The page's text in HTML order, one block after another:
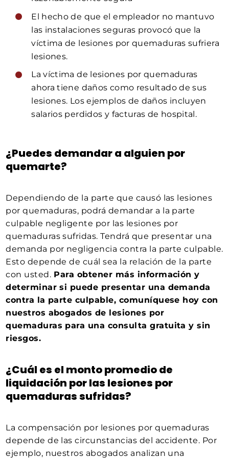
El hecho de que el empleador no mantuvo
las instalaciones seguras provocó que la
víctima de lesiones por quemaduras sufriera
lesiones.
La víctima de lesiones por quemaduras
ahora tiene daños como resultado de sus
lesiones. Los ejemplos de daños incluyen
salarios perdidos y facturas de hospital.
¿Puedes demandar a alguien por
quemarte?
Dependiendo de la parte que causó las lesiones
por quemaduras, podrá demandar a la parte
culpable negligente por las lesiones por
quemaduras sufridas. Tendrá que presentar una
demanda por negligencia contra la parte culpable.
Esto depende de cuál sea la relación de la parte
con usted. Para obtener más información y
determinar si puede presentar una demanda
contra la parte culpable, comuníquese hoy con
nuestros abogados de lesiones por
quemaduras para una consulta gratuita y sin
riesgos.
¿Cuál es el monto promedio de
liquidación por las lesiones por
quemaduras sufridas?
La compensación por lesiones por quemaduras
depende de las circunstancias del accidente. Por
ejemplo, nuestros abogados analizan una